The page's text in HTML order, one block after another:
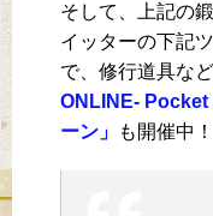
そして、上記の
イッターの下記
で、修行道具な
ONLINE- Pocket
ーン」
も開催中！